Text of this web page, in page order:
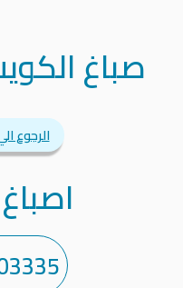
صباغ
الرجوع